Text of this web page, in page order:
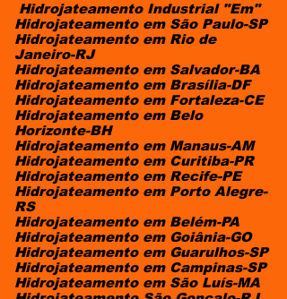
Hidrojateamento Industrial "Em" ​​​
Hidrojateamento em São Paulo-SP
Hidrojateamento em Rio de
Janeiro-RJ
Hidrojateamento em Salvador-BA
Hidrojateamento em Brasília-DF
Hidrojateamento em Fortaleza-CE
Hidrojateamento em Belo
Horizonte-BH
Hidrojateamento em Manaus-AM
Hidrojateamento em Curitiba-PR
Hidrojateamento em Recife-PE
Hidrojateamento em Porto Alegre-
RS
Hidrojateamento em Belém-PA
Hidrojateamento em Goiânia-GO
Hidrojateamento em Guarulhos-SP
Hidrojateamento em Campinas-SP
Hidrojateamento em São Luís-MA